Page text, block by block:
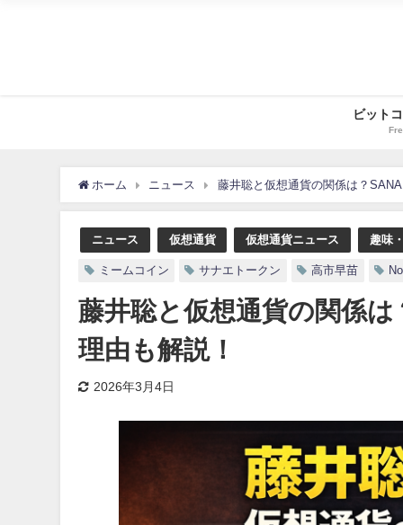
ビット
ホーム ニュース 藤井聡と仮想通貨の関係は？
ニュース 仮想通貨 仮想通貨ニュース 趣味
ミームコイン サナエトークン 高市早苗
藤井聡と仮想通貨の関係
理由も解説！
2026年3月4日